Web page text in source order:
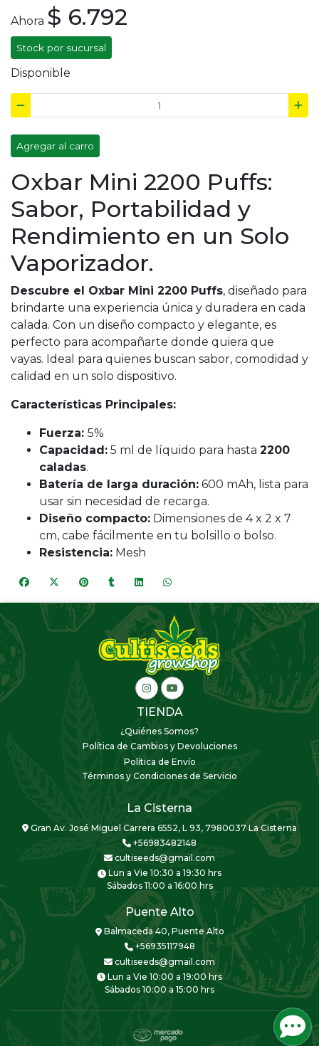
Ahora $ 6.792
Stock por sucursal
Disponible
Agregar al carro
Oxbar Mini 2200 Puffs:
Sabor, Portabilidad y
Rendimiento en un Solo
Vaporizador.
Descubre el Oxbar Mini 2200 Puffs, diseñado para
brindarte una experiencia única y duradera en cada
calada. Con un diseño compacto y elegante, es
perfecto para acompañarte donde quiera que
vayas. Ideal para quienes buscan sabor, comodidad y
calidad en un solo dispositivo.
Características Principales:
Fuerza: 5%
Capacidad: 5 ml de líquido para hasta 2200
caladas.
Batería de larga duración: 600 mAh, lista para
usar sin necesidad de recarga.
Diseño compacto: Dimensiones de 4 x 2 x 7
cm, cabe fácilmente en tu bolsillo o bolso.
Resistencia: Mesh
TIENDA
¿Quiénes Somos?
Política de Cambios y Devoluciones
Política de Envío
Términos y Condiciones de Servicio
La Cisterna
Gran Av. José Miguel Carrera 6552, L 93, 7980037 La Cisterna
+56983482148
cultiseeds@gmail.com
Lun a Vie 10:30 a 19:30 hrs
Sábados 11:00 a 16:00 hrs
Puente Alto
Balmaceda 40, Puente Alto
+56935117948
cultiseeds@gmail.com
Lun a Vie 10:00 a 19:00 hrs
Sábados 10:00 a 15:00 hrs